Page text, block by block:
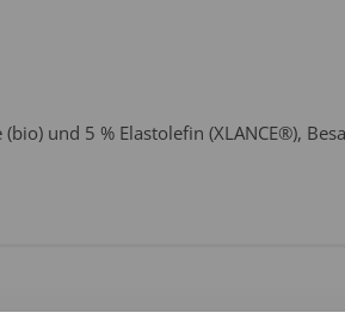
und 5 % Elastolefin (XLANCE®),